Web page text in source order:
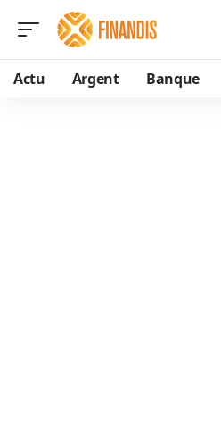
Actu Argent Banque